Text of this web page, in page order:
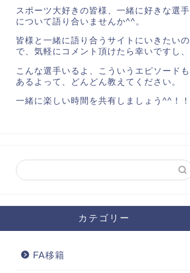
スポーツ大好きの皆様、一緒に好きな選手
について語り合いませんか^^。
皆様と一緒に語り合うサイトにいきたいの
で、気軽にコメント頂けたら幸いですし、
こんな選手いるよ、こういうエピソードも
あるよって、どんどん教えてください。
一緒に楽しい時間を共有しましょう^^！！
カテゴリー
FA移籍